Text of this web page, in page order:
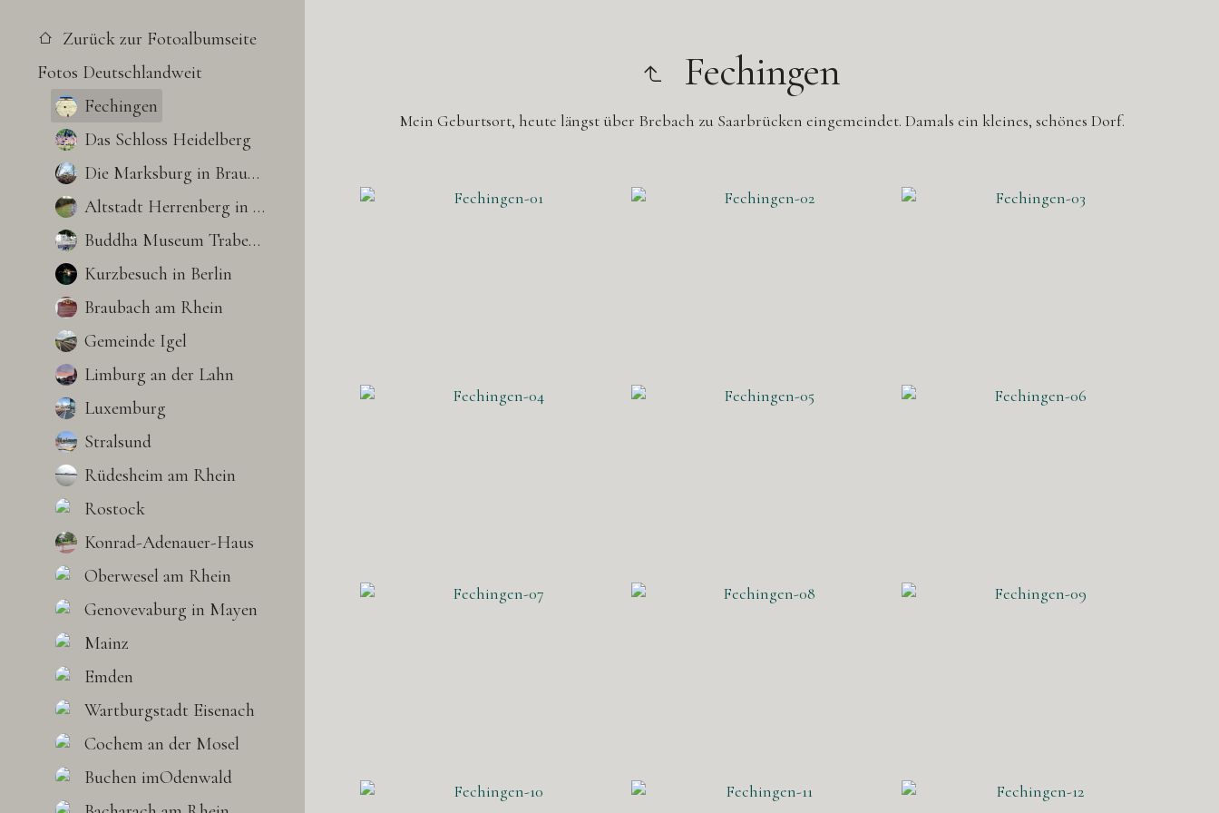
Zurück zur Fotoalbumseite
Fotos Deutschlandweit
Fechingen
Das Schloss Heidelberg
Die Marksburg in Braubach
Altstadt Herrenberg in BW
Buddha Museum Traben-Trarbach
Kurzbesuch in Berlin
Braubach am Rhein
Gemeinde Igel
Limburg an der Lahn
Luxemburg
Stralsund
Rüdesheim am Rhein
Rostock
Konrad-Adenauer-Haus
Oberwesel am Rhein
Genovevaburg in Mayen
Mainz
Emden
Wartburgstadt Eisenach
Cochem an der Mosel
Buchen imOdenwald
Fechingen
Mein Geburtsort, heute längst über Brebach zu Saarbrücken eingemeindet. Damals ein kleines, schönes Dorf.